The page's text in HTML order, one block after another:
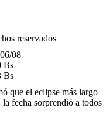
reservados
08
Bs
Bs
que el eclipse más largo
fecha sorprendió a todos